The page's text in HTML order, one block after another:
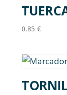
0,85 €